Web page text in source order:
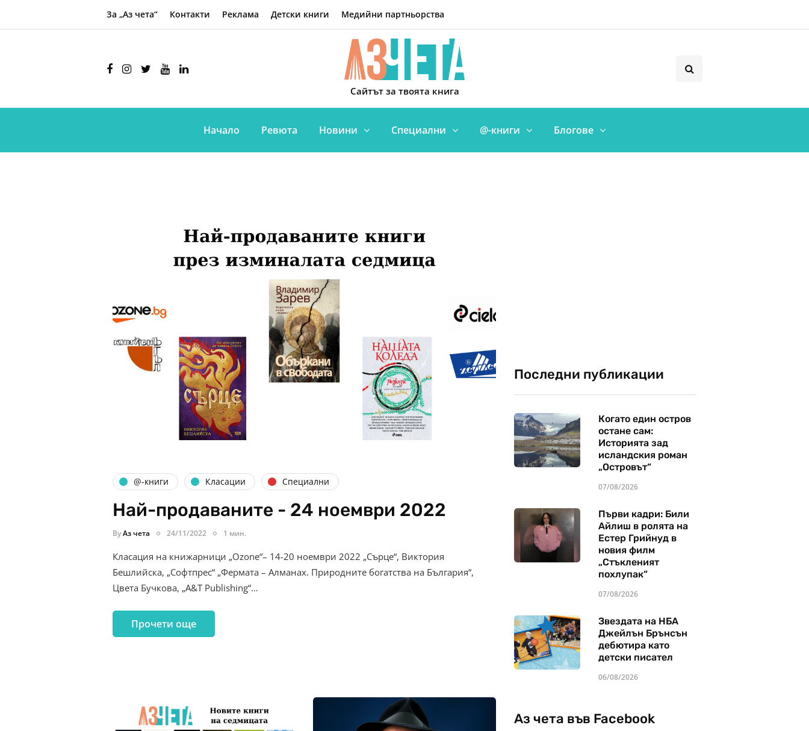
За „Аз чета“ Контакти Реклама Детски книги Медийни партньорства
Сайтът за твоята книга
Начало Ревюта Новини Специални @-книги Блогове
@-книги Класации Специални
Най-продаваните - 24 ноември 2022
ByАз чета 24/11/2022 1 мин.
Класация на книжарници „Ozone“– 14-20 ноември 2022 „Сърце“, Виктория
Бешлийска, „Софтпрес“ „Фермата – Алманах. Природните богатства на България“,
Цвета Бучкова, „A&T Publishing“…
Прочети още
Последни публикации
Когато един остров
остане сам:
Историята зад
исландския роман
„Островът“
07/08/2026
Първи кадри: Били
Айлиш в ролята на
Естер Грийнуд в
новия филм
„Стъкленият
похлупак“
07/08/2026
Звездата на НБА
Джейлън Брънсън
дебютира като
детски писател
06/08/2026
Аз чета във Facebook